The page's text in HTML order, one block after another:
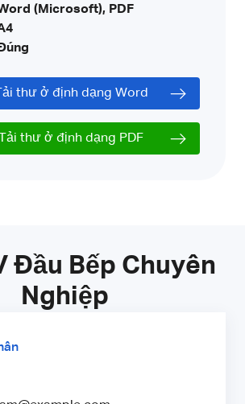
(Microsoft), PDF
thư ở định dạng Word
Tải thư ở định dạng PDF
Đầu Bếp Chuyên
Nghiệp